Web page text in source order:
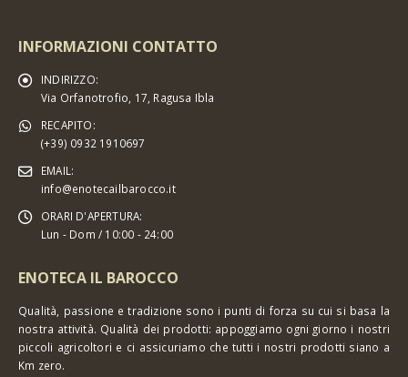
INFORMAZIONI CONTATTO
INDIRIZZO:
Via Orfanotrofio, 17, Ragusa Ibla
RECAPITO:
(+39) 0932 1910697
EMAIL:
info@enotecailbarocco.it
ORARI D'APERTURA:
Lun - Dom / 10:00 - 24:00
ENOTECA IL BAROCCO
Qualità, passione e tradizione sono i punti di forza su cui si basa la
nostra attività. Qualità dei prodotti: appoggiamo ogni giorno i nostri
piccoli agricoltori e ci assicuriamo che tutti i nostri prodotti siano a
Km zero.